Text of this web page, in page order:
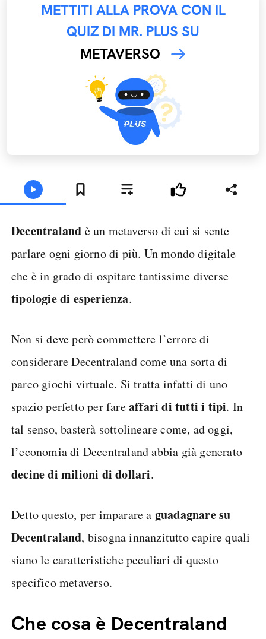
METTITI ALLA PROVA CON IL
QUIZ DI MR. PLUS SU
METAVERSO
Decentraland è un metaverso di cui si sente
parlare ogni giorno di più. Un mondo digitale
che è in grado di ospitare tantissime diverse
tipologie di esperienza.
Non si deve però commettere l’errore di
considerare Decentraland come una sorta di
parco giochi virtuale. Si tratta infatti di uno
spazio perfetto per fareaffari di tutti i tipi. In
tal senso, basterà sottolineare come, ad oggi,
l’economia di Decentraland abbia già generato
decine di milioni di dollari.
Detto questo, per imparare a guadagnare su
Decentraland, bisogna innanzitutto capire quali
siano le caratteristiche peculiari di questo
specifico metaverso.
Che cosa è Decentraland